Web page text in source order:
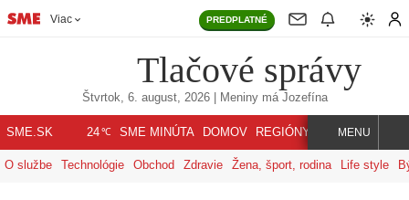
Viac PREDPLATNÉ
Tlačové správy
Štvrtok, 6. august, 2026| Meniny má Jozefína
SME.SK 24℃ SME MINÚTA DOMOV REGIÓNY INDEX SVET
MENU
O službe Technológie Obchod Zdravie Žena, šport, rodina Life style